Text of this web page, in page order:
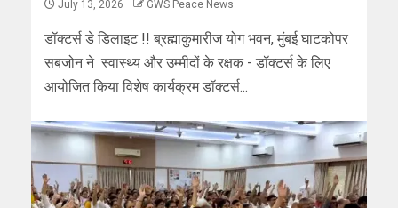
July 13, 2026 GWS Peace News
डॉक्टर्स डे डिलाइट !! ब्रह्माकुमारीज योग भवन, मुंबई घाटकोपर
सबजोन ने स्वास्थ्य और उम्मीदों के रक्षक - डॉक्टर्स के लिए
आयोजित किया विशेष कार्यक्रम डॉक्टर्स...